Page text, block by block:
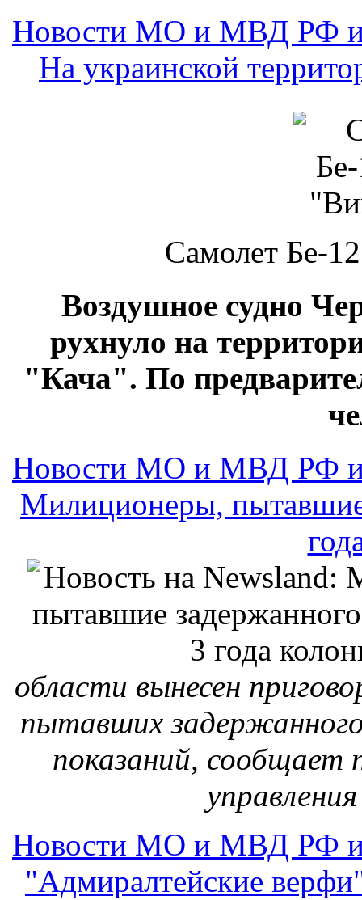
Новости МО и МВД РФ
На украинской
Самолет Бе-
Воздушное судно
рухнуло на
"Кача". По
Новости МО и МВД РФ
Милиционеры,
области вынесен
пытавших
показаний, сообщает
Новости МО и МВД РФ
"Адмиралтейские